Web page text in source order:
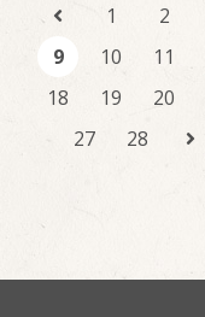
1 2
9
10 11
18
19 20
27
28